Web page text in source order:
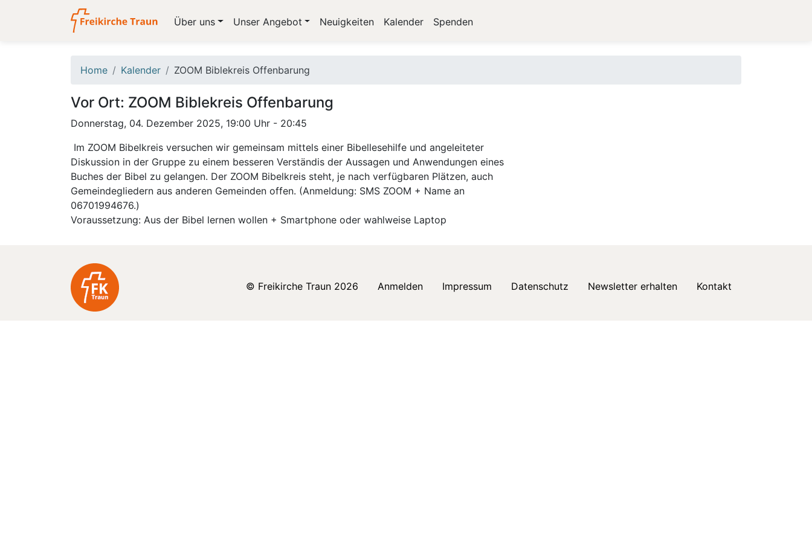
Über uns Unser Angebot Neuigkeiten Kalender Spenden
Home Kalender ZOOM Biblekreis Offenbarung
Vor Ort: ZOOM Biblekreis Offenbarung
Donnerstag, 04. Dezember 2025, 19:00 Uhr - 20:45
Im ZOOM Bibelkreis versuchen wir gemeinsam mittels einer Bibellesehilfe und angeleiteter
Diskussion in der Gruppe zu einem besseren Verständis der Aussagen und Anwendungen eines
Buches der Bibel zu gelangen. Der ZOOM Bibelkreis steht, je nach verfügbaren Plätzen, auch
Gemeindegliedern aus anderen Gemeinden offen. (Anmeldung: SMS ZOOM + Name an
06701994676.)
Voraussetzung: Aus der Bibel lernen wollen + Smartphone oder wahlweise Laptop
© Freikirche Traun 2026 Anmelden Impressum Datenschutz Newsletter erhalten Kontakt